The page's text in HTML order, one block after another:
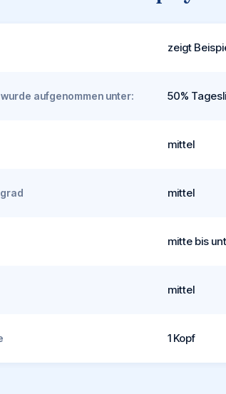
zeigt
aufgenommen unter: 50%
mittel
mittel
mitte bis
mittel
1 Kopf